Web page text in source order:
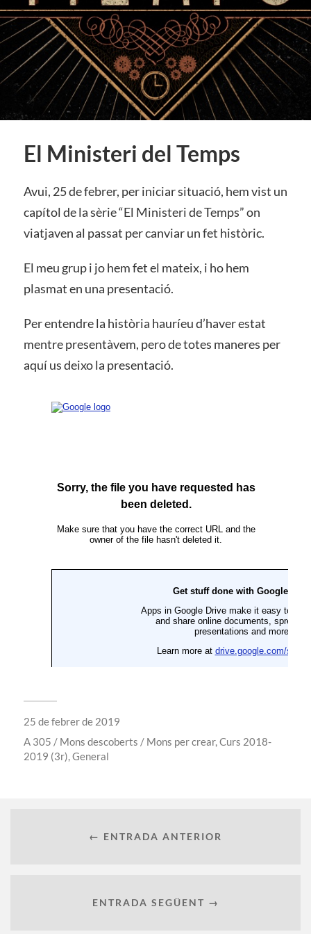
El Ministeri del Temps
Avui, 25 de febrer, per iniciar situació, hem vist un
capítol de la sèrie “El Ministeri de Temps” on
viatjaven al passat per canviar un fet històric.
El meu grup i jo hem fet el mateix, i ho hem
plasmat en una presentació.
Per entendre la història hauríeu d’haver estat
mentre presentàvem, pero de totes maneres per
aquí us deixo la presentació.
25 de febrer de 2019
A 305 / Mons descoberts / Mons per crear,Curs 2018-
2019 (3r),General
← ENTRADA ANTERIOR
ENTRADA SEGÜENT →